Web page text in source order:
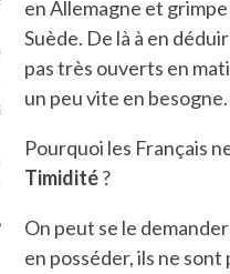
incite à un autre regard
curiosité. C’est un
surla-femme-qui-
en Allemagne et grimpe
Suède. De là à en
pas très ouverts en
un peu vite en besogne.
Pourquoi les Français
Timidité?
On peut se le
en posséder, ils ne